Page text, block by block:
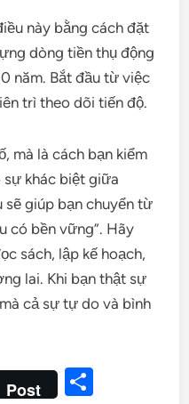
này bằng cách đặt
dòng tiền thụ động
năm. Bắt đầu từ việc
trì theo dõi tiến độ.
mà là cách bạn kiểm
sự khác biệt giữa
giúp bạn chuyển từ
có bền vững”. Hãy
sách, lập kế hoạch,
lai. Khi bạn thật sự
cả sự tự do và bình
Post